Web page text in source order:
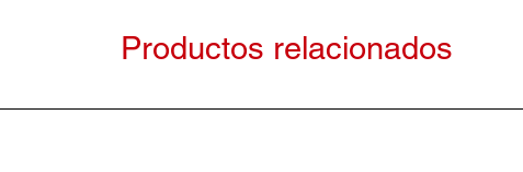
Productos relacionados